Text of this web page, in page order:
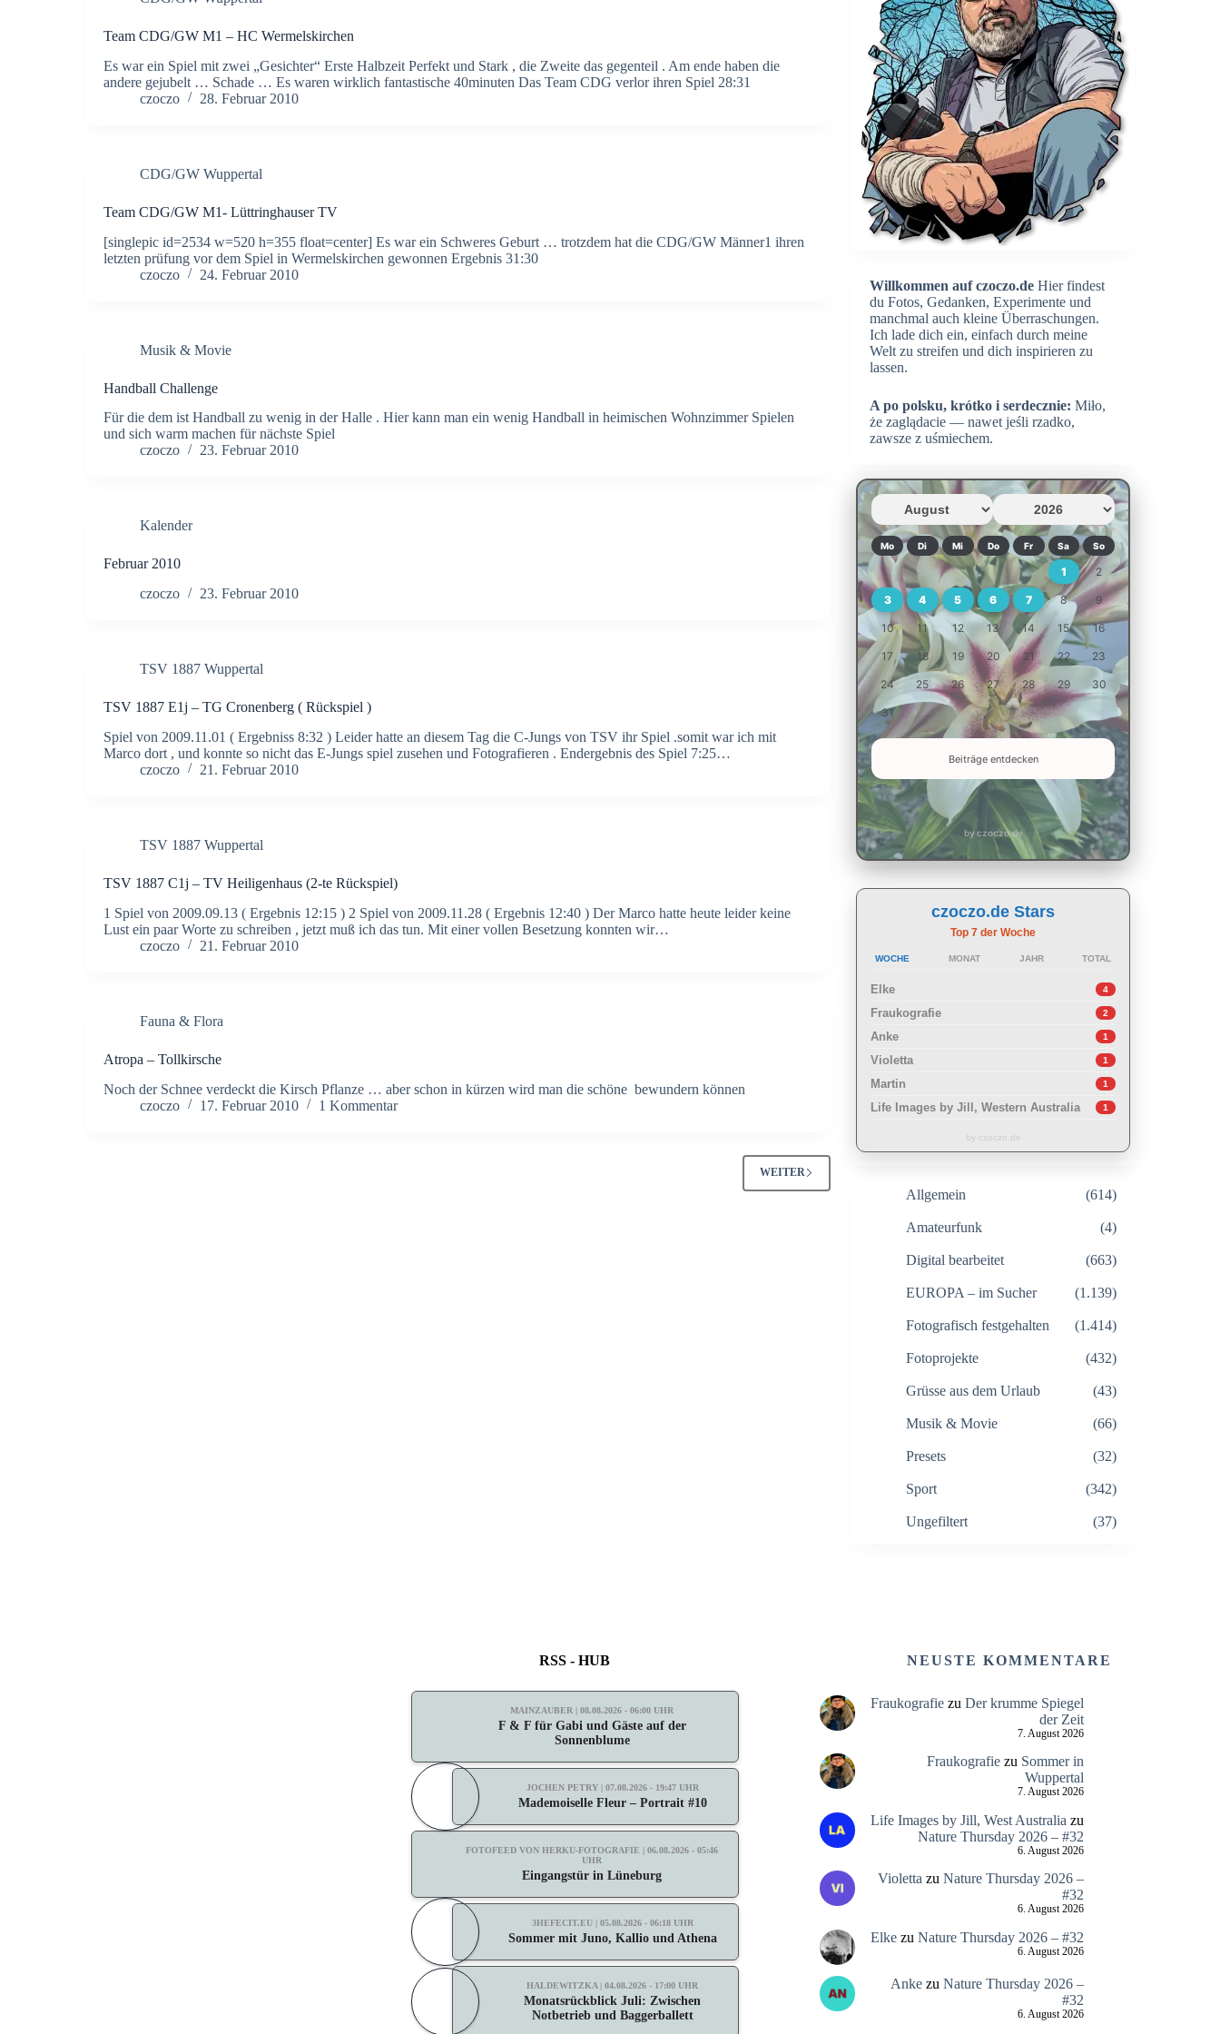
Team CDG/GW M1 – HC Wermelskirchen
Es war ein Spiel mit zwei „Gesichter“ Erste Halbzeit Perfekt und Stark , die Zweite das gegenteil . Am ende haben die
andere gejubelt … Schade … Es waren wirklich fantastische 40minuten Das Team CDG verlor ihren Spiel 28:31
czoczo
28. Februar 2010
CDG/GW Wuppertal
Team CDG/GW M1- Lüttringhauser TV
[singlepic id=2534 w=520 h=355 float=center] Es war ein Schweres Geburt … trotzdem hat die CDG/GW Männer1 ihren
letzten prüfung vor dem Spiel in Wermelskirchen gewonnen Ergebnis 31:30
czoczo
24. Februar 2010
Musik & Movie
Handball Challenge
Für die dem ist Handball zu wenig in der Halle . Hier kann man ein wenig Handball in heimischen Wohnzimmer Spielen
und sich warm machen für nächste Spiel
czoczo
23. Februar 2010
Kalender
Februar 2010
czoczo
23. Februar 2010
TSV 1887 Wuppertal
TSV 1887 E1j – TG Cronenberg ( Rückspiel )
Spiel von 2009.11.01 ( Ergebniss 8:32 ) Leider hatte an diesem Tag die C-Jungs von TSV ihr Spiel .somit war ich mit
Marco dort , und konnte so nicht das E-Jungs spiel zusehen und Fotografieren . Endergebnis des Spiel 7:25…
czoczo
21. Februar 2010
TSV 1887 Wuppertal
TSV 1887 C1j – TV Heiligenhaus (2-te Rückspiel)
1 Spiel von 2009.09.13 ( Ergebnis 12:15 ) 2 Spiel von 2009.11.28 ( Ergebnis 12:40 ) Der Marco hatte heute leider keine
Lust ein paar Worte zu schreiben , jetzt muß ich das tun. Mit einer vollen Besetzung konnten wir…
czoczo
21. Februar 2010
Fauna & Flora
Atropa – Tollkirsche
Noch der Schnee verdeckt die Kirsch Pflanze … aber schon in kürzen wird man die schöne bewundern können
czoczo
17. Februar 2010 1 Kommentar
WEITER
Willkommen auf czoczo.de Hier findest
du Fotos, Gedanken, Experimente und
manchmal auch kleine Überraschungen.
Ich lade dich ein, einfach durch meine
Welt zu streifen und dich inspirieren zu
lassen.
A po polsku, krótko i serdecznie: Miło,
że zaglądacie — nawet jeśli rzadko,
zawsze z uśmiechem.
Mo Di Mi Do Fr Sa So
1 2
3 4 5 6 7 8 9
10 11 12 13 14 15 16
17 18 19 20 21 22 23
24 25 26 27 28 29 30
31
Beiträge entdecken
by czoczo.de
czoczo.de Stars
Top 7 der Woche
WOCHE MONAT JAHR TOTAL
Elke 4
Fraukografie 2
Anke 1
Violetta 1
Martin 1
Life Images by Jill, Western Australia 1
by czoczo.de
Allgemein (614)
Amateurfunk (4)
Digital bearbeitet (663)
EUROPA – im Sucher (1.139)
Fotografisch festgehalten (1.414)
Fotoprojekte (432)
Grüsse aus dem Urlaub (43)
Musik & Movie (66)
Presets (32)
Sport (342)
Ungefiltert (37)
RSS - HUB
MAINZAUBER | 08.08.2026 - 06:00 UHR
F & F für Gabi und Gäste auf der
Sonnenblume
JOCHEN PETRY | 07.08.2026 - 19:47 UHR
Mademoiselle Fleur – Portrait #10
FOTOFEED VON HERKU-FOTOGRAFIE | 06.08.2026 - 05:46
UHR
Eingangstür in Lüneburg
3HEFECIT.EU | 05.08.2026 - 06:18 UHR
Sommer mit Juno, Kallio und Athena
HALDEWITZKA | 04.08.2026 - 17:00 UHR
Monatsrückblick Juli: Zwischen
Notbetrieb und Baggerballett
NEUSTE KOMMENTARE
Fraukografiezu Der krumme Spiegel
der Zeit
7. August 2026
Fraukografiezu Sommer in
Wuppertal
7. August 2026
Life Images by Jill, West Australia zu
Nature Thursday 2026 – #32
6. August 2026
Violettazu Nature Thursday 2026 –
#32
6. August 2026
Elkezu Nature Thursday 2026 – #32
6. August 2026
Ankezu Nature Thursday 2026 –
#32
6. August 2026